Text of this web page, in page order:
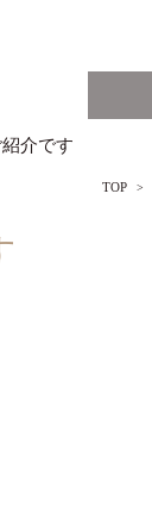
介です
TOP